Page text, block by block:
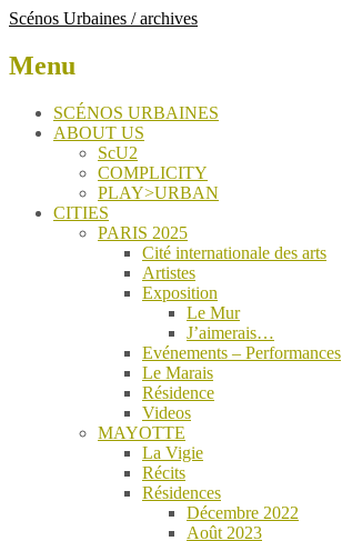
Scénos Urbaines / archives
Menu
Skip
SCÉNOS URBAINES
ABOUT US
ScU2
COMPLICITY
PLAY>URBAN
CITIES
PARIS 2025
Cité internationale des arts
Artistes
Exposition
Le Mur
J’aimerais…
Evénements – Performances
Le Marais
Résidence
Videos
MAYOTTE
La Vigie
Récits
Résidences
Décembre 2022
Août 2023